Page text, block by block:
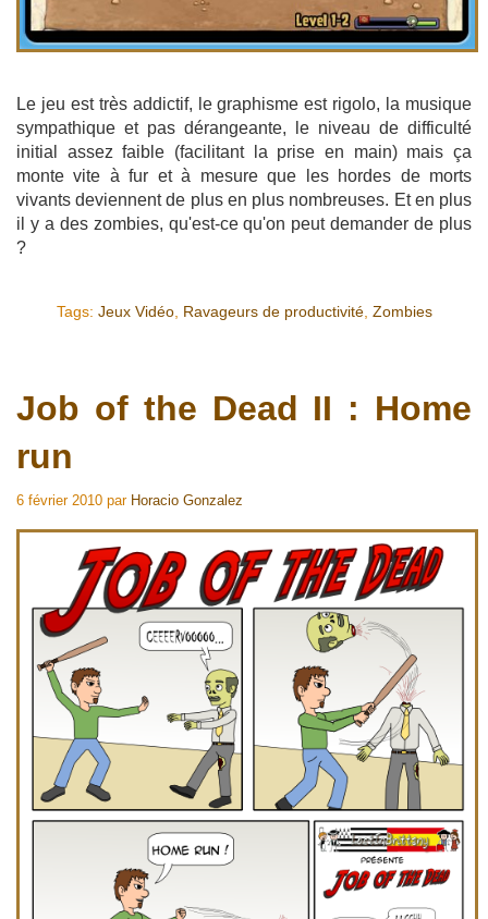
Le jeu est très addictif, le graphisme est rigolo, la musique
sympathique et pas dérangeante, le niveau de difficulté
initial assez faible (facilitant la prise en main) mais ça
monte vite à fur et à mesure que les hordes de morts
vivants deviennent de plus en plus nombreuses. Et en plus
il y a des zombies, qu'est-ce qu'on peut demander de plus
?
Tags: Jeux Vidéo, Ravageurs de productivité, Zombies
Job of the Dead II : Home
run
6 février 2010 par Horacio Gonzalez